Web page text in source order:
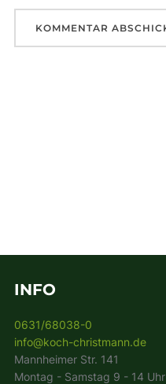
INFO
0631/68038-0
info@koch-christmann.de
Mannheimer Str. 141
Montag - Samstag 9 - 14 Uhr